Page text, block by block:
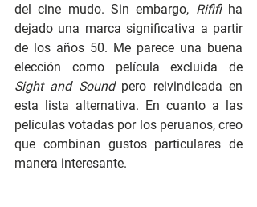
del cine mudo. Sin embargo, Rififi ha
dejado una marca significativa a partir
de los años 50. Me parece una buena
Sight and Sound pero reivindicada en
esta lista alternativa. En cuanto a las
películas votadas por los peruanos, creo
que combinan gustos particulares de
manera interesante.